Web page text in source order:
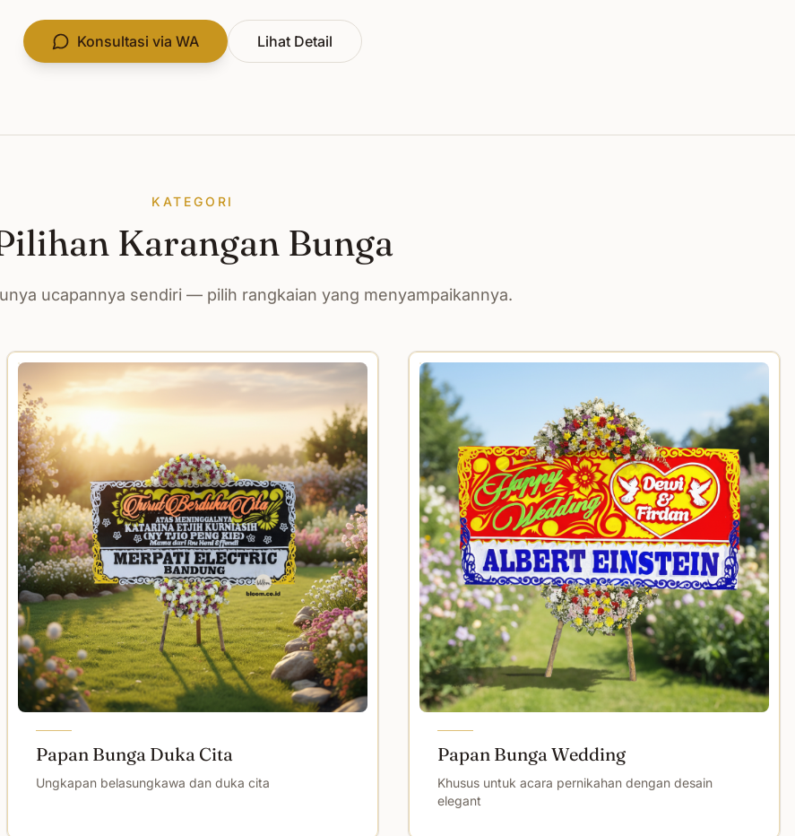
Konsultasi via WA Lihat Detail
KATEGORI
Karangan Bunga
ucapannya sendiri — pilih rangkaian yang menyampaikannya.
Papan Bunga Duka Cita
Ungkapan belasungkawa dan duka cita
Papan Bunga Wedding
Khusus untuk acara pernikahan dengan desain
elegant